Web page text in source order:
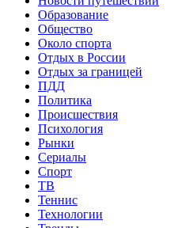
Образование
Общество
Около спорта
Отдых в России
Отдых за границей
ПДД
Политика
Происшествия
Психология
Рынки
Сериалы
Спорт
ТВ
Теннис
Технологии